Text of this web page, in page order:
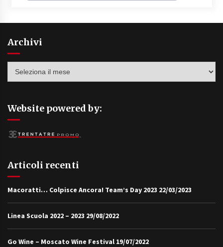
Archivi
Website powered by:
Articoli recenti
Macoratti… Colpisce Ancora! Team’s Day 2023 22/03/2023
Linea Scuola 2022 – 2023 29/08/2022
Go Wine – Moscato Wine Festival 19/07/2022